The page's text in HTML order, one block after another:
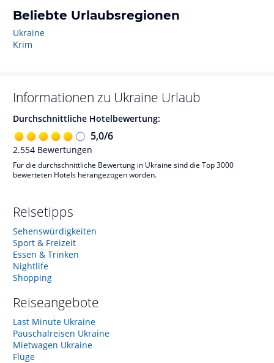
Beliebte Urlaubsregionen
Ukraine
Krim
Informationen zu Ukraine Urlaub
Durchschnittliche Hotelbewertung:
5,0/6
2.554 Bewertungen
Für die durchschnittliche Bewertung in Ukraine sind die Top 3000
bewerteten Hotels herangezogen worden.
Reisetipps
Sehenswürdigkeiten
Sport & Freizeit
Essen & Trinken
Nightlife
Shopping
Reiseangebote
Last Minute Ukraine
Pauschalreisen Ukraine
Mietwagen Ukraine
Flüge